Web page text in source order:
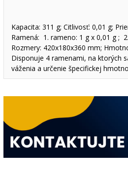
Kapacita: 311 g; Citlivosť: 0,01 g;
Ramená: 1. rameno: 1 g x 0,01 g ;
Rozmery: 420x180x360 mm;
Disponuje 4 ramenami, na ktorých
váženia a určenie špecifickej